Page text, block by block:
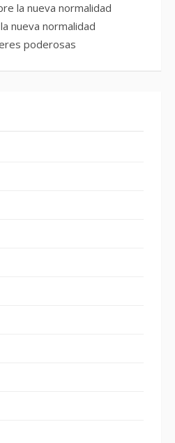
la nueva normalidad
nueva normalidad
poderosas